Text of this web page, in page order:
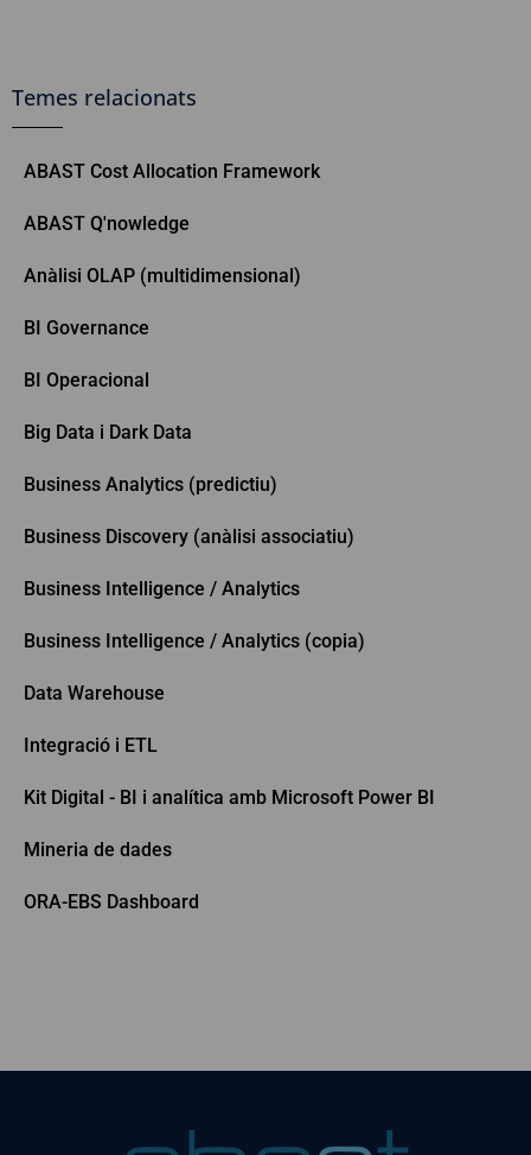
Temes relacionats
ABAST Cost Allocation Framework
ABAST Q'nowledge
Anàlisi OLAP (multidimensional)
BI Governance
BI Operacional
Big Data i Dark Data
Business Analytics (predictiu)
Business Discovery (anàlisi associatiu)
Business Intelligence / Analytics
Business Intelligence / Analytics (copia)
Data Warehouse
Integració i ETL
Kit Digital - BI i analítica amb Microsoft Power BI
Mineria de dades
ORA-EBS Dashboard